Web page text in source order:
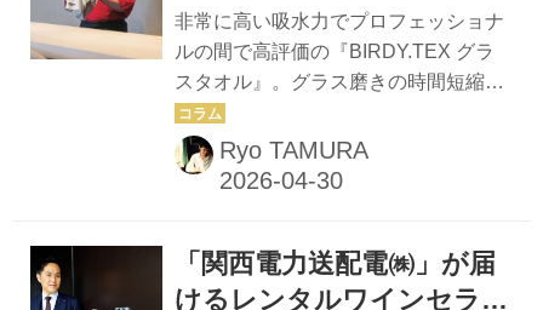
『BIRDY.TEX（バーディ・
テックス）』
非常に高い吸水力でプロフェッショナ
ルの間で高評価の『BIRDY.TEX グラ
スタオル』。グラス磨きの時間短縮を
実感しているという、愛用者の一人・
大岡洋一氏に話を聞いた。 繊細なグラ
スを一つ一つ、一点の曇りなく磨き上
う仕事の一つだ。 例えば、オーセンテ
ィックなフレンチレストランなどでは
Ryo TAMURA
「関西電力送配電㈱」が届
けるレンタルワインセラー